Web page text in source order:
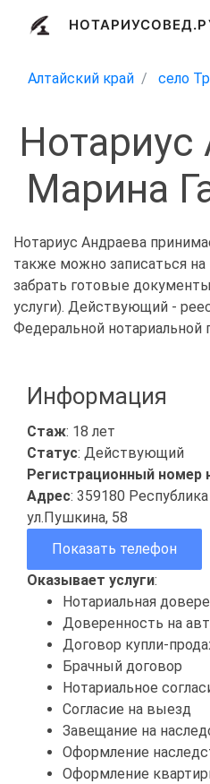
Алтайский край село
Нотариус
Марина
Нотариус Андраева
также можно записаться
забрать готовые
услуги). Действующий -
Федеральной нотариальной
Информация
Стаж: 18 лет
Статус: Действующий
Регистрационный номер
Адрес: 359180
ул.Пушкина, 58
Показать телефон
Оказывает услуги:
Нотариальная
Доверенность на
Договор купли-
Брачный договор
Нотариальное
Согласие на выезд
Завещание на
Оформление
Оформление